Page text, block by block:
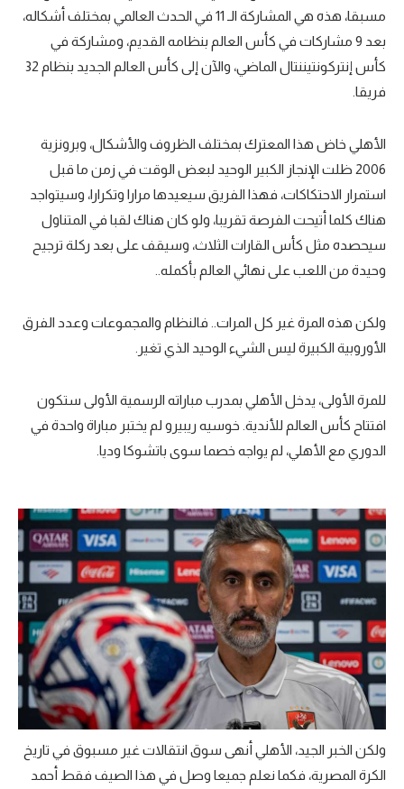
مسبقا، هذه هي المشاركة الـ 11 في الحدث العالمي بمختلف أشكاله،
بعد 9 مشاركات في كأس العالم بنظامه القديم، ومشاركة في
كأس إنتركونتيننتال الماضي، والآن إلى كأس العالم الجديد بنظام 32
فريقا.
الأهلي خاض هذا المعترك بمختلف الظروف والأشكال، وبرونزية
2006 ظلت الإنجاز الكبير الوحيد لبعض الوقت في زمن ما قبل
استمرار الاحتكاكات، فهذا الفريق سيعيدها مرارا وتكرارا، وسيتواجد
هناك كلما أتيحت الفرصة تقريبا، ولو كان هناك لقبا في المتناول
سيحصده مثل كأس القارات الثلاث، وسيقف على بعد ركلة ترجيح
وحيدة من اللعب على نهائي العالم بأكمله..
ولكن هذه المرة غير كل المرات.. فالنظام والمجموعات وعدد الفرق
الأوروبية الكبيرة ليس الشيء الوحيد الذي تغير.
للمرة الأولى، يدخل الأهلي بمدرب مباراته الرسمية الأولى ستكون
افتتاح كأس العالم للأندية. خوسيه ريبيرو لم يختبر مباراة واحدة في
الدوري مع الأهلي، لم يواجه خصما سوى باتشوكا وديا.
ولكن الخبر الجيد، الأهلي أنهى سوق انتقالات غير مسبوق في تاريخ
الكرة المصرية، فكما نعلم جميعا وصل في هذا الصيف فقط أحمد